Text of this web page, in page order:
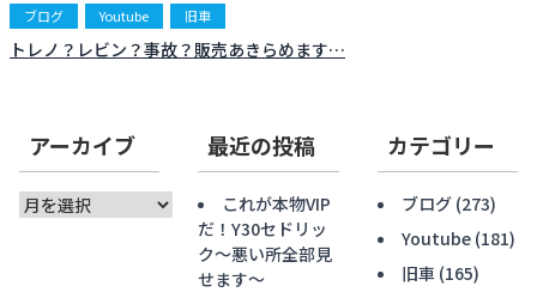
ブログ Youtube 旧車
トレノ？レビン？事故？販売あきらめます…
アーカイブ
ア
最近の投稿
これが本物VIP
だ！Y30セドリッ
ク〜悪い所全部見
せます〜
カテゴリー
ブログ(273)
Youtube(181)
旧車 (165)